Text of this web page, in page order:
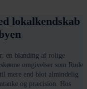
lokalkendskab
en blanding af rolige
omgivelser som Rude
mere end blot almindelig
og præcision. Hos